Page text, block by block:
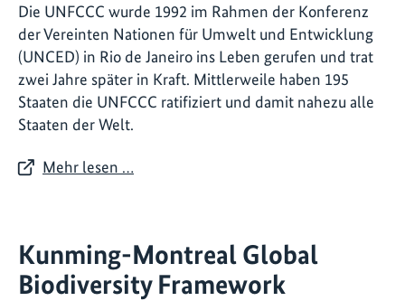
Die UNFCCC wurde 1992 im Rahmen der Konferenz
der Vereinten Nationen für Umwelt und Entwicklung
(UNCED) in Rio de Janeiro ins Leben gerufen und trat
zwei Jahre später in Kraft. Mittlerweile haben 195
Staaten die UNFCCC ratifiziert und damit nahezu alle
Staaten der Welt.
Mehr lesen …
Kunming-Montreal Global
Biodiversity Framework